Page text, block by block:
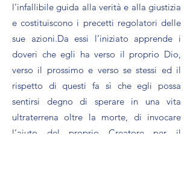
l’infallibile guida alla verità e alla giustizia
e costituiscono i precetti regolatori delle
sue azioni.Da essi l’iniziato apprende i
doveri che egli ha verso il proprio Dio,
verso il prossimo e verso se stessi ed il
rispetto di questi fa sì che egli possa
sentirsi degno di sperare in una vita
ultraterrena oltre la morte, di invocare
l’aiuto del proprio Creatore per il